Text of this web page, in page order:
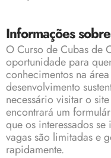
Informações
O Curso de Cubas de
oportunidade para
conhecimentos na
desenvolvimento
necessário visitar o
encontrará um
que os interessados
vagas são limitadas e
rapidamente.